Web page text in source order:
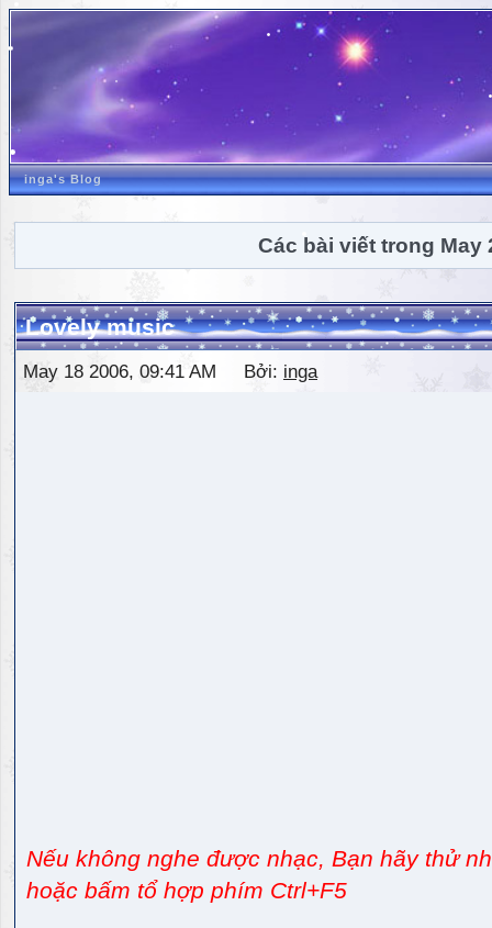
inga's Blog
Các bài viết trong May
Lovely music
May 18 2006, 09:41 AM Bởi: inga
Nếu không nghe được nhạc, Bạn hãy thử
hoặc bấm tổ hợp phím Ctrl+F5